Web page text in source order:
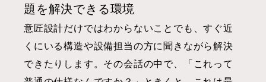
題を解決できる環境
意匠設計だけではわからないことでも、すぐ近
くにいる構造や設備担当の方に聞きながら解決
できたりします。その会話の中で、「これって